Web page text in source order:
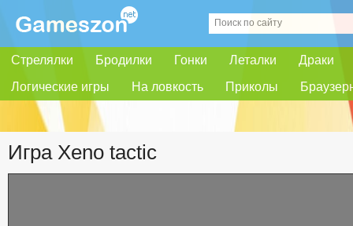
Стрелялки Бродилки Гонки Леталки
Драки
Логические игры
На ловкость Приколы
Игра Xeno tactic